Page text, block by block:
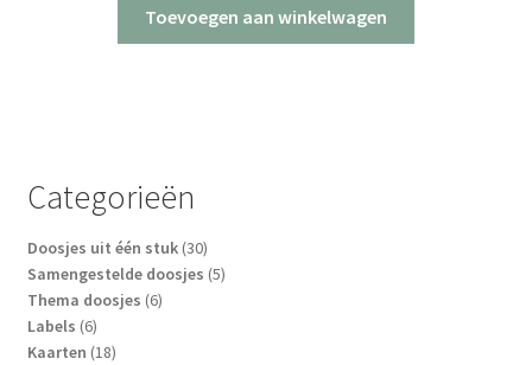
Toevoegen aan winkelwagen
Categorieën
Doosjes uit één stuk 3030
producten
Samengestelde doosjes 55
Thema doosjes 66
Labels 66
producten
Kaarten 1818